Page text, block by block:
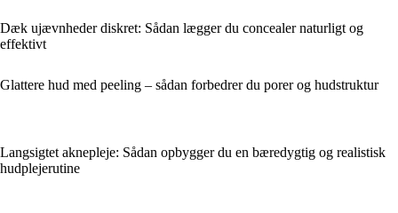
Dæk ujævnheder diskret: Sådan lægger du concealer naturligt og
effektivt
Glattere hud med peeling – sådan forbedrer du porer og hudstruktur
Langsigtet aknepleje: Sådan opbygger du en bæredygtig og realistisk
hudplejerutine